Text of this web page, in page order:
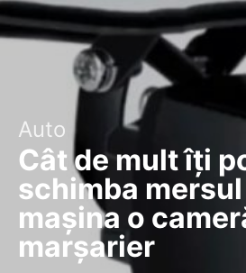
Auto
Cât de mult îți
schimba
mașina o
marșarier